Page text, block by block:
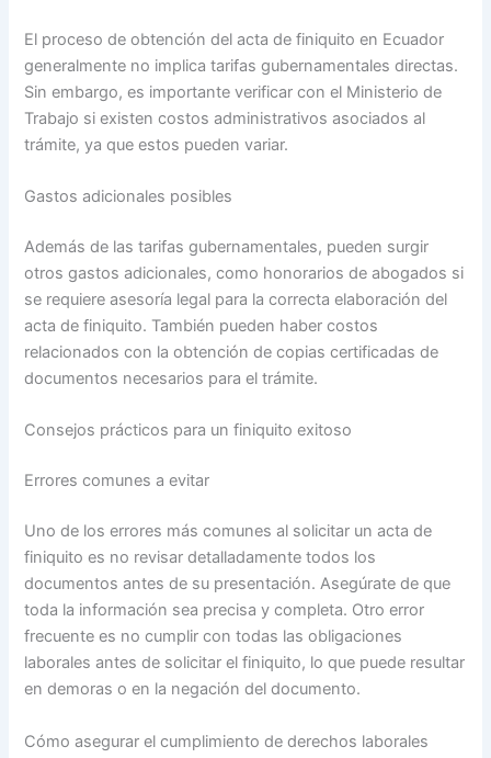
El proceso de obtención del acta de finiquito en Ecuador
generalmente no implica tarifas gubernamentales directas.
Sin embargo, es importante verificar con el Ministerio de
Trabajo si existen costos administrativos asociados al
trámite, ya que estos pueden variar.
Gastos adicionales posibles
Además de las tarifas gubernamentales, pueden surgir
otros gastos adicionales, como honorarios de abogados si
se requiere asesoría legal para la correcta elaboración del
acta de finiquito. También pueden haber costos
relacionados con la obtención de copias certificadas de
documentos necesarios para el trámite.
Consejos prácticos para un finiquito exitoso
Errores comunes a evitar
Uno de los errores más comunes al solicitar un acta de
finiquito es no revisar detalladamente todos los
documentos antes de su presentación. Asegúrate de que
toda la información sea precisa y completa. Otro error
frecuente es no cumplir con todas las obligaciones
laborales antes de solicitar el finiquito, lo que puede resultar
en demoras o en la negación del documento.
Cómo asegurar el cumplimiento de derechos laborales